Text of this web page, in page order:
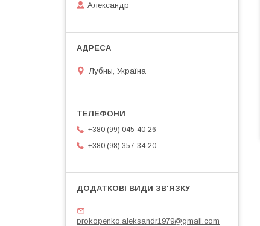
Александр
Лубны, Україна
+380 (99) 045-40-26
+380 (98) 357-34-20
prokopenko.aleksandr1979@gmail.com